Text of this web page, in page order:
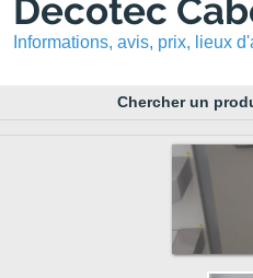
Decotec
Informations, avis, prix, lieux
Chercher un